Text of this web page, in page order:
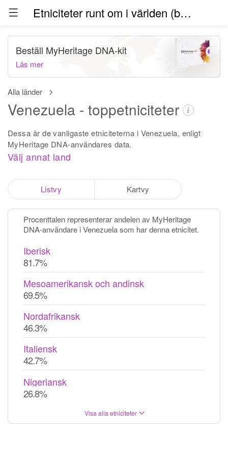
Etniciteter runt om i världen (beta)
Alla länder
Venezuela - toppetniciteter
Dessa är de vanligaste etniciteterna i Venezuela, enligt
MyHeritage DNA-användares data.
Välj annat land
Beställ MyHeritage DNA-kit
Läs mer
Listvy Kartvy
Procenttalen representerar andelen av MyHeritage
DNA-användare i Venezuela som har denna etnicitet.
Iberisk
81.7%
Mesoamerikansk och andinsk
69.5%
Nordafrikansk
46.3%
Italiensk
42.7%
Nigeriansk
26.8%
Visa alla etniciteter